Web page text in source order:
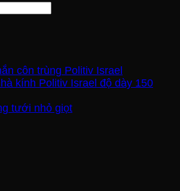
côn trùng Politiv Israel
kính Politiv Israel độ dày 150
tưới nhỏ giọt